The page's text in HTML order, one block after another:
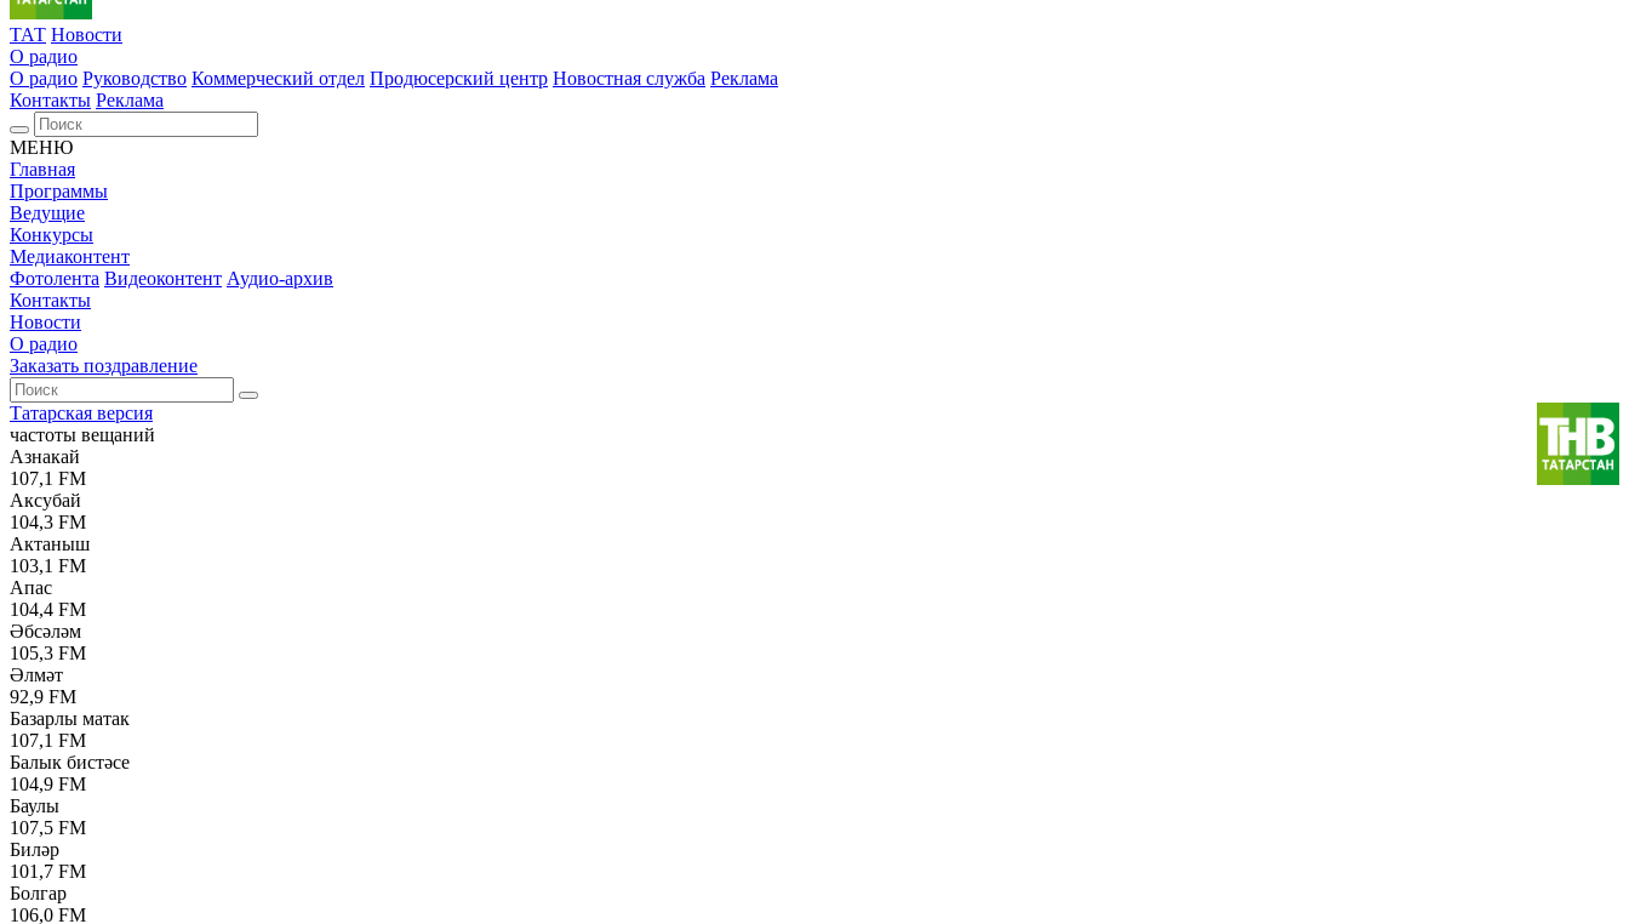
ТАТ Новости
О радио
О радио Руководство Коммерческий отдел Продюсерский центр Новостная служба Реклама
Контакты Реклама
МЕНЮ
Главная
Программы
Ведущие
Конкурсы
Медиаконтент
Фотолента Видеоконтент Аудио-архив
Контакты
Новости
О радио
Заказать поздравление
Татарская версия
частоты вещаний
Азнакай
107,1 FM
Аксубай
104,3 FM
Актаныш
103,1 FM
Апас
104,4 FM
Әбсәләм
105,3 FM
Әлмәт
92,9 FM
Базарлы матак
107,1 FM
Балык бистәсе
104,9 FM
Баулы
107,5 FM
Биләр
101,7 FM
Болгар
106,0 FM